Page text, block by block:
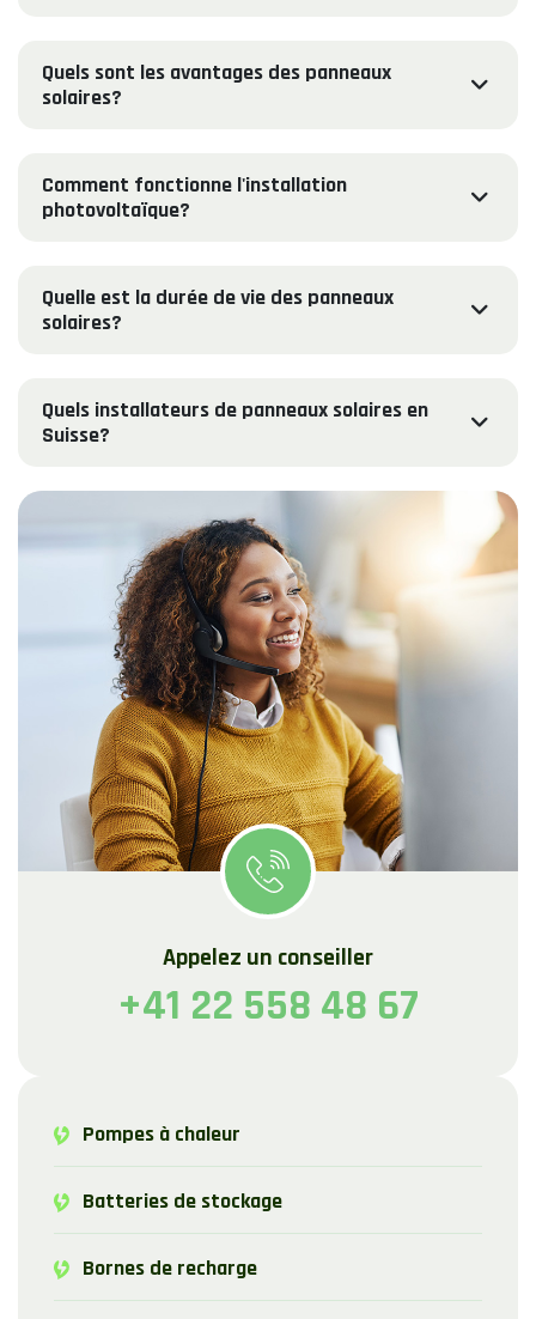
Quels sont les avantages des panneaux
solaires?
Comment fonctionne l'installation
photovoltaïque?
Quelle est la durée de vie des panneaux
solaires?
Quels installateurs de panneaux solaires en
Suisse?
Appelez un conseiller
+41 22 558 48 67
Pompes à chaleur
Batteries de stockage
Bornes de recharge